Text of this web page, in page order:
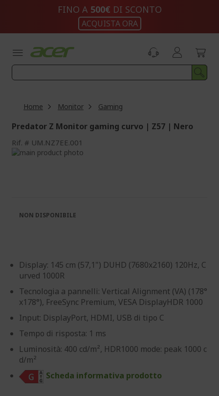
FINO A 500€ DI SCONTO
ACQUISTA ORA
Home Monitor Gaming
Predator Z Monitor gaming curvo | Z57 | Nero
Rif. UM.NZ7EE.001
Vai
immagini
immagini
Display: 145 cm (57,1") DUHD (7680x2160) 120Hz, C
urved 1000R
Tecnologia a pannelli: Vertical Alignment (VA) (178°
x178°), FreeSync Premium, VESA DisplayHDR 1000
Input: DisplayPort, HDMI, USB di tipo C
Tempo di risposta: 1 ms
Luminosità: 400 cd/m², HDR1000 mode: peak 1000 c
d/m²
Scheda informativa prodotto
NON DISPONIBILE